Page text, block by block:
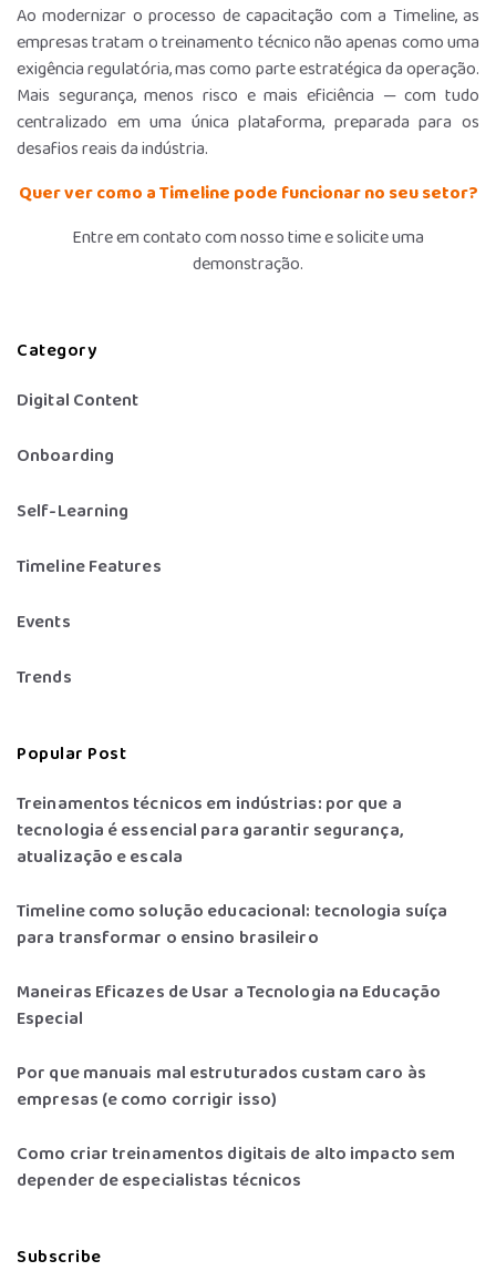
Ao modernizar o processo de capacitação com a Timeline, as
empresas tratam o treinamento técnico não apenas como uma
exigência regulatória, mas como parte estratégica da operação.
Mais segurança, menos risco e mais eficiência — com tudo
centralizado em uma única plataforma, preparada para os
desafios reais da indústria.
Quer ver como a Timeline pode funcionar no seu setor?
Entre em contato com nosso time e solicite uma
demonstração.
Category
Digital Content
Onboarding
Self-Learning
Timeline Features
Events
Trends
Popular Post
Treinamentos técnicos em indústrias: por que a
tecnologia é essencial para garantir segurança,
atualização e escala
Timeline como solução educacional: tecnologia suíça
para transformar o ensino brasileiro
Maneiras Eficazes de Usar a Tecnologia na Educação
Especial
Por que manuais mal estruturados custam caro às
empresas (e como corrigir isso)
Como criar treinamentos digitais de alto impacto sem
depender de especialistas técnicos
Subscribe